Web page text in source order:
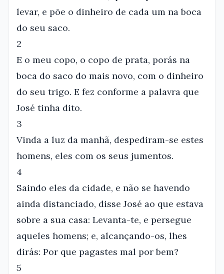
levar, e põe o dinheiro de cada um na boca
do seu saco.
2
E o meu copo, o copo de prata, porás na
boca do saco do mais novo, com o dinheiro
do seu trigo. E fez conforme a palavra que
José tinha dito.
3
Vinda a luz da manhã, despediram-se estes
homens, eles com os seus jumentos.
4
Saindo eles da cidade, e não se havendo
ainda distanciado, disse José ao que estava
sobre a sua casa: Levanta-te, e persegue
aqueles homens; e, alcançando-os, lhes
dirás: Por que pagastes mal por bem?
5